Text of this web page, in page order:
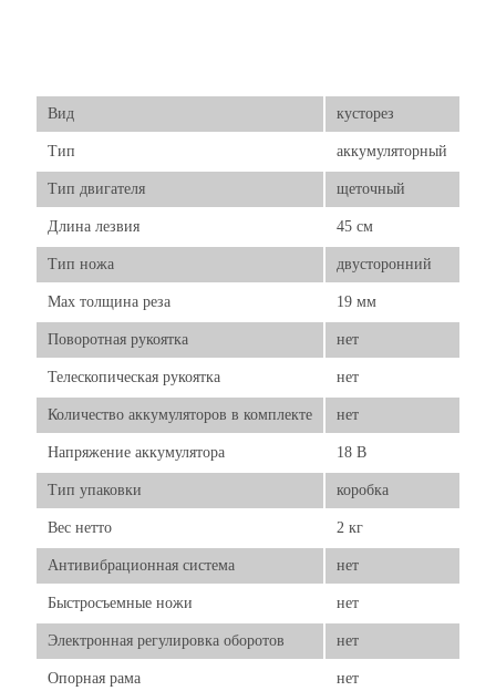
Вид кусторез
Тип аккумуляторный
Тип двигателя щеточный
Длина лезвия 45 см
Тип ножа двусторонний
Мах толщина реза 19 мм
Поворотная рукоятка нет
Телескопическая рукоятка нет
Количество аккумуляторов в комплекте нет
Напряжение аккумулятора 18 В
Тип упаковки коробка
Вес нетто 2 кг
Антивибрационная система нет
Быстросъемные ножи нет
Электронная регулировка оборотов нет
Опорная рама нет